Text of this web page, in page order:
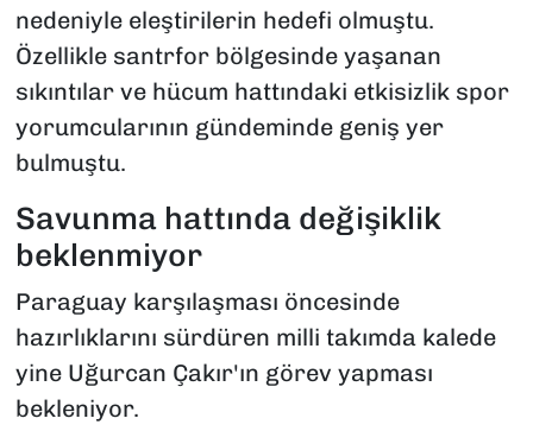
nedeniyle eleştirilerin hedefi olmuştu.
Özellikle santrfor bölgesinde yaşanan
sıkıntılar ve hücum hattındaki etkisizlik spor
yorumcularının gündeminde geniş yer
bulmuştu.
Savunma hattında değişiklik
beklenmiyor
Paraguay karşılaşması öncesinde
hazırlıklarını sürdüren milli takımda kalede
yine Uğurcan Çakır'ın görev yapması
bekleniyor.